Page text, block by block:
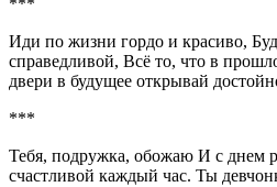
***
Иди по жизни гордо и красиво,
справедливой, Всё то, что в
двери в будущее открывай
***
Тебя, подружка, обожаю И с днем
счастливой каждый час. Ты